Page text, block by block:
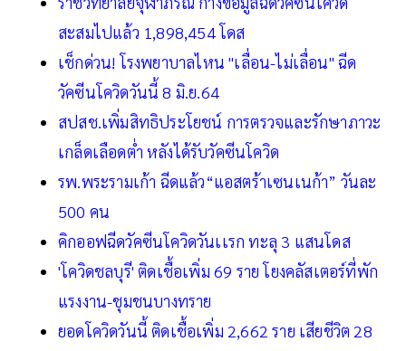
สะสมไปแล้ว 1,898,454 โดส
เช็กด่วน! โรงพยาบาลไหน "เลื่อน-ไม่เลื่อน" ฉีด
วัคซีนโควิดวันนี้ 8 มิ.ย.64
สปสช.เพิ่มสิทธิประโยชน์ การตรวจและรักษาภาวะ
เกล็ดเลือดต่ำ หลังได้รับวัคซีนโควิด
รพ.พระรามเก้า ฉีดแล้ว“แอสตร้าเซนเนก้า” วันละ
500 คน
คิกออฟฉีดวัคซีนโควิดวันเเรก ทะลุ 3 แสนโดส
'โควิดชลบุรี' ติดเชื้อเพิ่ม 69 ราย โยงคลัสเตอร์ที่พัก
แรงงาน-ชุมชนบางทราย
ยอดโควิดวันนี้ ติดเชื้อเพิ่ม 2,662 ราย เสียชีวิต 28